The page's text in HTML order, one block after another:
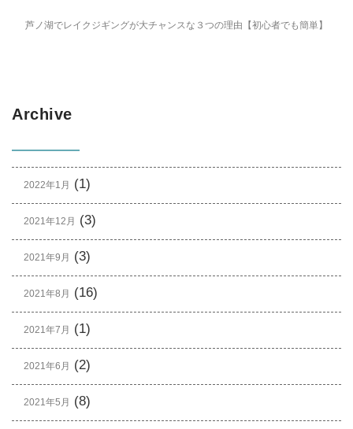
芦ノ湖でレイクジギングが大チャンスな３つの理由【初心者でも簡単】
Archive
2022年1月 (1)
2021年12月 (3)
2021年9月 (3)
2021年8月 (16)
2021年7月 (1)
2021年6月 (2)
2021年5月 (8)